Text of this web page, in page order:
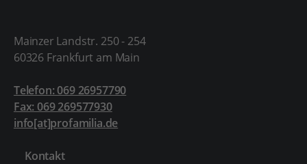
Mainzer Landstr. 250 - 254
60326 Frankfurt am Main
Telefon: 069 26957790
Fax: 069 269577930
info[at]profamilia.de
Kontakt